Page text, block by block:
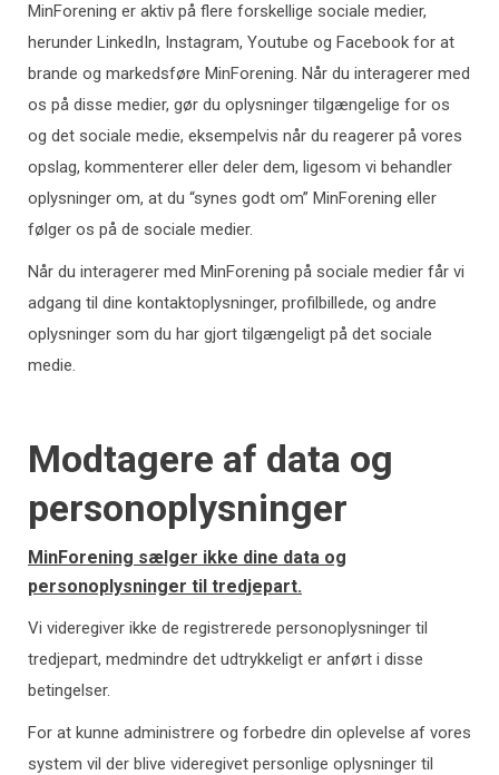
MinForening er aktiv på flere forskellige sociale medier,
herunder LinkedIn, Instagram, Youtube og Facebook for at
brande og markedsføre MinForening. Når du interagerer med
os på disse medier, gør du oplysninger tilgængelige for os
og det sociale medie, eksempelvis når du reagerer på vores
opslag, kommenterer eller deler dem, ligesom vi behandler
oplysninger om, at du “synes godt om” MinForening eller
følger os på de sociale medier.
Når du interagerer med MinForening på sociale medier får vi
adgang til dine kontaktoplysninger, profilbillede, og andre
oplysninger som du har gjort tilgængeligt på det sociale
medie.
Modtagere af data og
personoplysninger
MinForening sælger ikke dine data og
personoplysninger til tredjepart.
Vi videregiver ikke de registrerede personoplysninger til
tredjepart, medmindre det udtrykkeligt er anført i disse
betingelser.
For at kunne administrere og forbedre din oplevelse af vores
system vil der blive videregivet personlige oplysninger til